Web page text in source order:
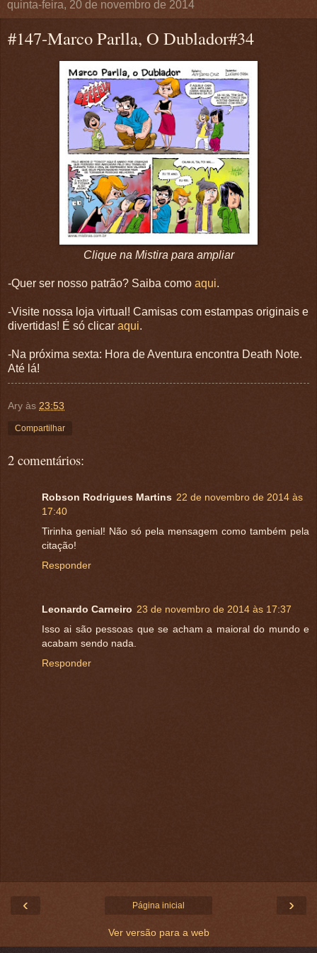
quinta-feira, 20 de novembro de 2014
#147-Marco Parlla, O Dublador#34
Clique na Mistira para ampliar
-Quer ser nosso patrão? Saiba como aqui.
-Visite nossa loja virtual! Camisas com estampas originais e
divertidas! É só clicar aqui.
-Na próxima sexta: Hora de Aventura encontra Death Note.
Até lá!
Ary às 23:53
Compartilhar
2 comentários:
Robson Rodrigues Martins 22 de novembro de 2014 às
17:40
Tirinha genial! Não só pela mensagem como também pela
citação!
Responder
Leonardo Carneiro 23 de novembro de 2014 às 17:37
Isso ai são pessoas que se acham a maioral do mundo e
acabam sendo nada.
Responder
‹ ›
Página inicial
Ver versão para a web